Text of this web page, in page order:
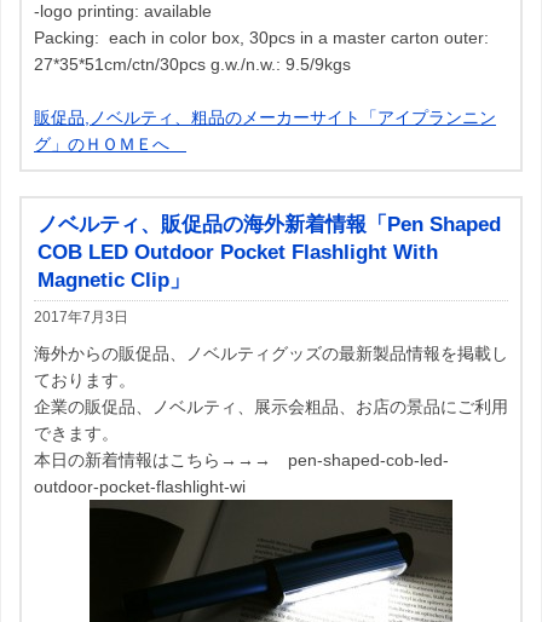
-logo printing: available
Packing: each in color box, 30pcs in a master carton outer:
27*35*51cm/ctn/30pcs g.w./n.w.: 9.5/9kgs
販促品,ノベルティ、粗品のメーカーサイト「アイプランニン
グ」のＨＯＭＥへ
ノベルティ、販促品の海外新着情報「Pen Shaped
COB LED Outdoor Pocket Flashlight With
Magnetic Clip」
2017年7月3日
海外からの販促品、ノベルティグッズの最新製品情報を掲載し
ております。
企業の販促品、ノベルティ、展示会粗品、お店の景品にご利用
できます。
本日の新着情報はこちら→→→ pen-shaped-cob-led-
outdoor-pocket-flashlight-wi